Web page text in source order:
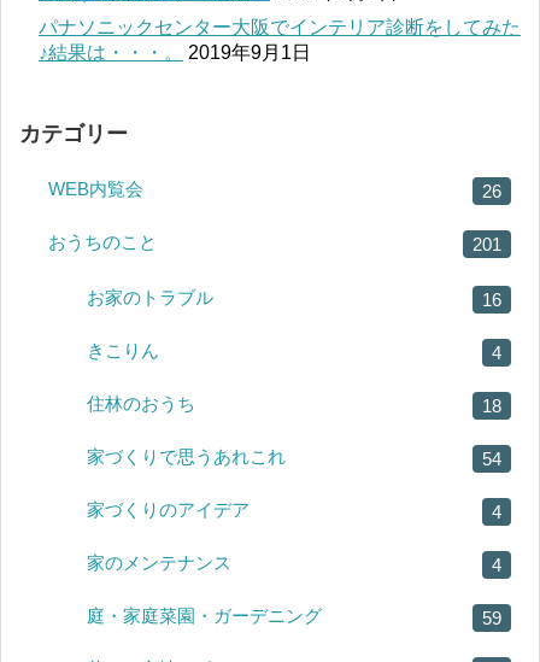
パナソニックセンター大阪でインテリア診断をしてみた
♪結果は・・・。
2019年9月1日
カテゴリー
WEB内覧会 26
おうちのこと 201
お家のトラブル 16
きこりん 4
住林のおうち 18
家づくりで思うあれこれ 54
家づくりのアイデア 4
家のメンテナンス 4
庭・家庭菜園・ガーデニング 59